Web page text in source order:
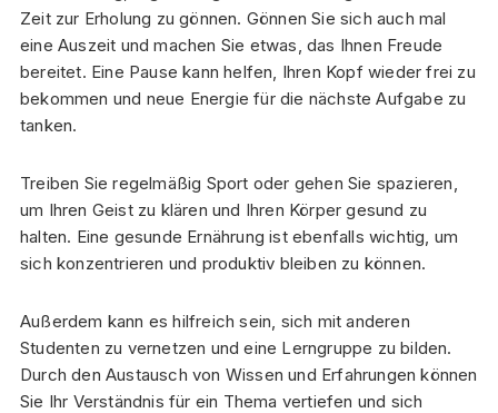
Zeit zur Erholung zu gönnen. Gönnen Sie sich auch mal
eine Auszeit und machen Sie etwas, das Ihnen Freude
bereitet. Eine Pause kann helfen, Ihren Kopf wieder frei zu
bekommen und neue Energie für die nächste Aufgabe zu
tanken.
Treiben Sie regelmäßig Sport oder gehen Sie spazieren,
um Ihren Geist zu klären und Ihren Körper gesund zu
halten. Eine gesunde Ernährung ist ebenfalls wichtig, um
sich konzentrieren und produktiv bleiben zu können.
Außerdem kann es hilfreich sein, sich mit anderen
Studenten zu vernetzen und eine Lerngruppe zu bilden.
Durch den Austausch von Wissen und Erfahrungen können
Sie Ihr Verständnis für ein Thema vertiefen und sich